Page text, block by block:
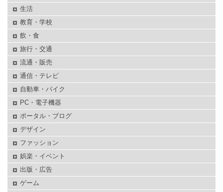
生活
教育・学校
飲・食
旅行・交通
流通・販売
通信・テレビ
自動車・バイク
PC・電子機器
ポータル・ブログ
デザイン
ファッション
娯楽・イベント
出版・広告
ゲーム